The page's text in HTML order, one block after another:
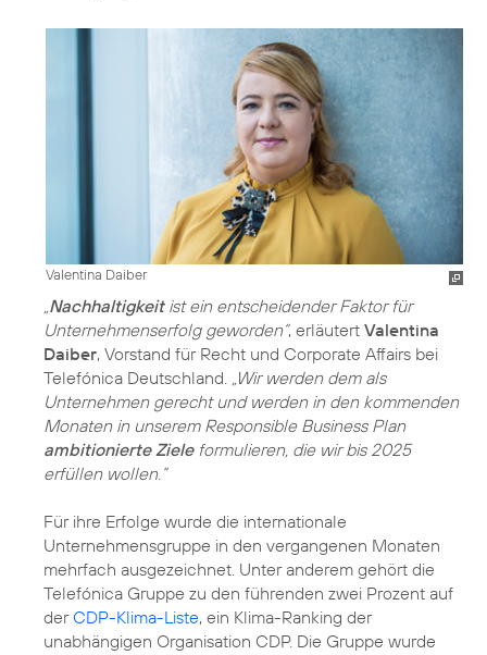
Valentina Daiber
Nachhaltigkeitist ein entscheidender Faktor für
Unternehmenserfolg geworden“, erläutert Valentina
Daiber, Vorstand für Recht und Corporate Affairs bei
Telefónica Deutschland.
„Wir werden dem als
Unternehmen gerecht und werden in den kommenden
Monaten in unserem Responsible Business Plan
ambitionierte Zieleformulieren, die wir bis 2025
erfüllen wollen.“
Für ihre Erfolge wurde die internationale
Unternehmensgruppe in den vergangenen Monaten
mehrfach ausgezeichnet. Unter anderem gehört die
Telefónica Gruppe zu den führenden zwei Prozent auf
derCDP-Klima-Liste, ein Klima-Ranking der
unabhängigen Organisation CDP. Die Gruppe wurde